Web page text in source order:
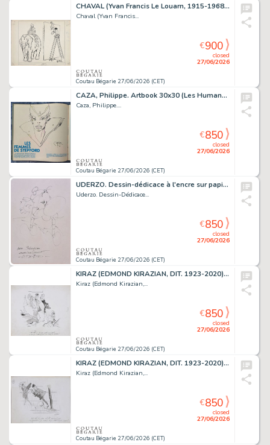
CHAVAL (Yvan Francis Le Louarn, 1915-1968) Le portrait...
Chaval (Yvan Francis...
Coutau Bégarie 27/06/2026 (CET)
closed
27/06/2026
€900
CAZA, Philippe. Artbook 30x30 (Les Humanoïdes Associés,...
Caza, Philippe....
Coutau Bégarie 27/06/2026 (CET)
closed
27/06/2026
€850
UDERZO. Dessin-dédicace à l'encre sur papier libre,...
Uderzo. Dessin-Dédicace...
Coutau Bégarie 27/06/2026 (CET)
closed
27/06/2026
€850
KIRAZ (EDMOND KIRAZIAN, DIT. 1923-2020) Les Parisiennes....
Kiraz (Edmond Kirazian,...
Coutau Bégarie 27/06/2026 (CET)
closed
27/06/2026
€850
KIRAZ (EDMOND KIRAZIAN, DIT. 1923-2020) Les Parisiennes....
Kiraz (Edmond Kirazian,...
Coutau Bégarie 27/06/2026 (CET)
closed
27/06/2026
€850